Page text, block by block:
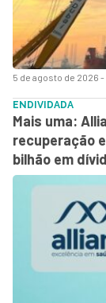
5 de agosto de 2026 -
ENDIVIDADA
Mais uma:
recuperação
bilhão em